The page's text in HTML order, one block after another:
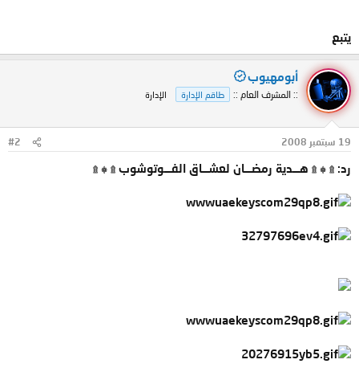
يتبع
أبومهيوب
:: المشرف العام :: طاقم الإدارة الإدارة
19 سبتمبر 2008 #2
رد: ۩ ۞ ۩ هـــدية رمضـــان لعشـــاق الفـــوتوشوب ۩ ۞ ۩